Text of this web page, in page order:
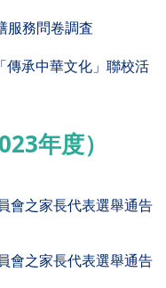
服務問卷調査
傳承中華文化」聯校活
年度）
會之家長代表選舉通告
會之家長代表選舉通告